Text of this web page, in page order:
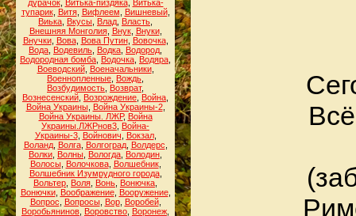
дурачок, Витька-пиздяка, Витька-
тупарик, Витя, Вифлеем Вишневый,
Виька Вкусы Влад Власть
Внешняя Монголия, Внук, Внуки,
Внучки, Вова, Вова Путин, Вовочка,
Вода Водевиль Водка Водород
Водородная бомба Водочка Водяра
Воеводский, Военачальники,
Военнопленные Вождь
Возбудимость Возврат,
Вознесенский Возрождение Война
Война Украины, Война Украины-2,
Война Украины. ЛЖР, Война
Украины.ЛЖРнов3 Война-
Украины-3, Войнович Вокзал,
Воланд, Волга, Волгоград, Волдерс
Волки Волны Вологда Володин
Волосы, Волочкова, Волшебник,
Волшебник Изумрудного города,
Вольтер Воля Вонь Вонючка
Вонючки, Воображение, Вооружение,
Вопрос
Вопросы, Вор, Воробей,
Воробьянинов Воровство Воронеж